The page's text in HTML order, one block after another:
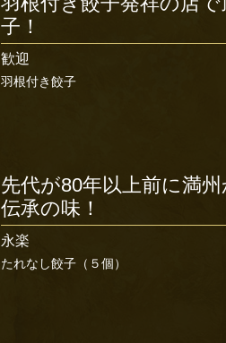
子！
歓迎
羽根付き餃子
先代が80年以上前に満
伝承の味！
永楽
たれなし餃子（５個）